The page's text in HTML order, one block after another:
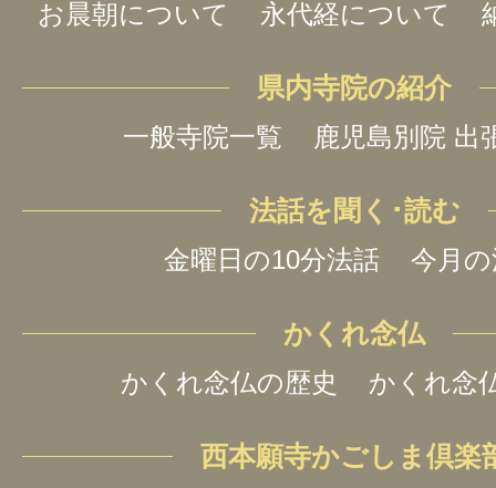
お晨朝について 永代経について
県内寺院の紹介
一般寺院一覧 鹿児島別院 出
法話を聞く･読む
金曜日の10分法話 今月
かくれ念仏
かくれ念仏の歴史 かくれ念
西本願寺かごしま倶楽